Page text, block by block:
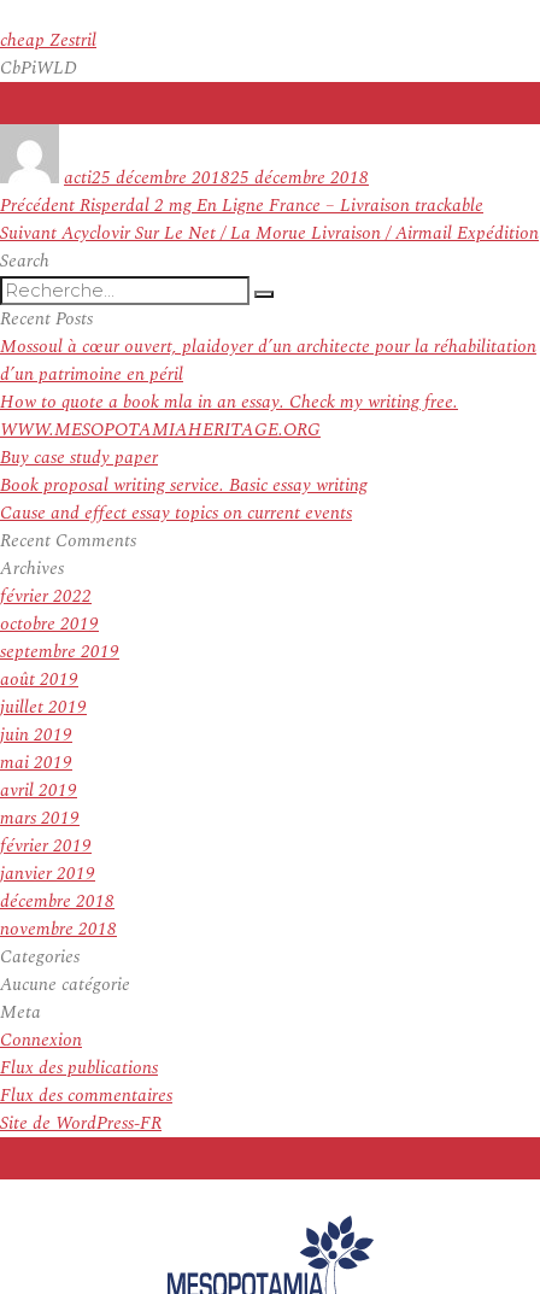
cheap Zestril
CbPiWLD
actile
25 décembre 201825 décembre 2018
Navigation
de
l’article
PrécédentArticle
précédent :
Risperdal 2 mg En Ligne France – Livraison trackable
SuivantArticle
Acyclovir Sur Le Net / La Morue Livraison / Airmail Expédition
Search
Recherche
pour
:
Recherche
Recent Posts
Mossoul à cœur ouvert, plaidoyer d’un architecte pour la réhabilitation
d’un patrimoine en péril
How to quote a book mla in an essay. Check my writing free.
WWW.MESOPOTAMIAHERITAGE.ORG
Buy case study paper
Book proposal writing service. Basic essay writing
Cause and effect essay topics on current events
Recent Comments
Archives
février 2022
octobre 2019
septembre 2019
août 2019
juillet 2019
juin 2019
mai 2019
avril 2019
mars 2019
février 2019
janvier 2019
décembre 2018
novembre 2018
Categories
Aucune catégorie
Meta
Connexion
Flux des publications
Flux des commentaires
Site de WordPress-FR